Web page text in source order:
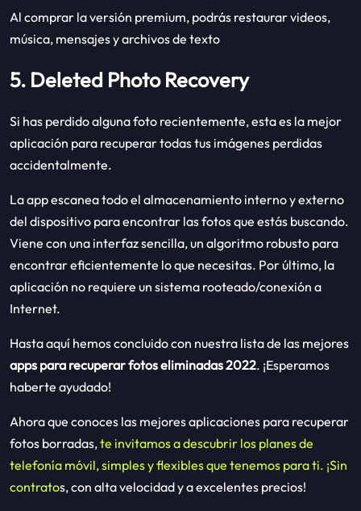
Al comprar la versión premium, podrás restaurar videos,
música, mensajes y archivos de texto
5. Deleted Photo Recovery
Si has perdido alguna foto recientemente, esta es la mejor
aplicación para recuperar todas tus imágenes perdidas
accidentalmente.
La app escanea todo el almacenamiento interno y externo
del dispositivo para encontrar las fotos que estás buscando.
Viene con una interfaz sencilla, un algoritmo robusto para
encontrar eficientemente lo que necesitas. Por último, la
aplicación no requiere un sistema rooteado/conexión a
Internet.
Hasta aquí hemos concluido con nuestra lista de las mejores
apps para recuperar fotos eliminadas 2022. ¡Esperamos
haberte ayudado!
Ahora que conoces las mejores aplicaciones para recuperar
fotos borradas,te invitamos a descubrir los planes de
telefonía móvil, simples y flexibles que tenemos para ti. ¡Sin
contratos, con alta velocidad y a excelentes precios!